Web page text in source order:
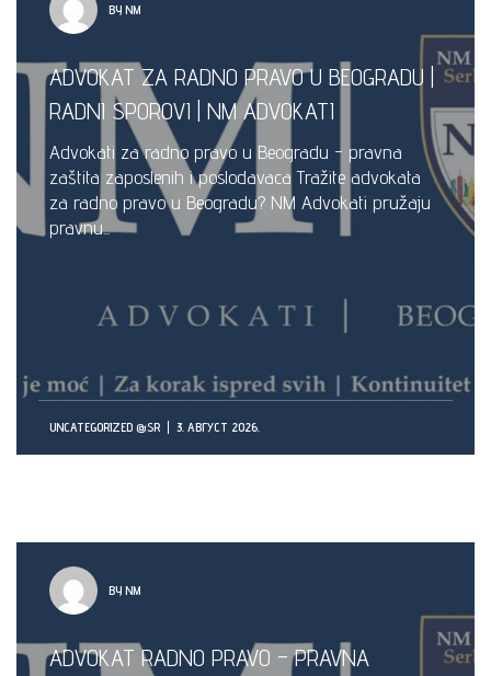
BY NM
ADVOKAT ZA RADNO PRAVO U BEOGRADU |
RADNI SPOROVI | NM ADVOKATI
Advokati za radno pravo u Beogradu - pravna
zaštita zaposlenih i poslodavaca Tražite advokata
za radno pravo u Beogradu? NM Advokati pružaju
pravnu...
UNCATEGORIZED @SR 3. АВГУСТ 2026.
BY NM
ADVOKAT RADNO PRAVO – PRAVNA